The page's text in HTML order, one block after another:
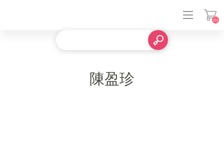
(0)
陳盈珍